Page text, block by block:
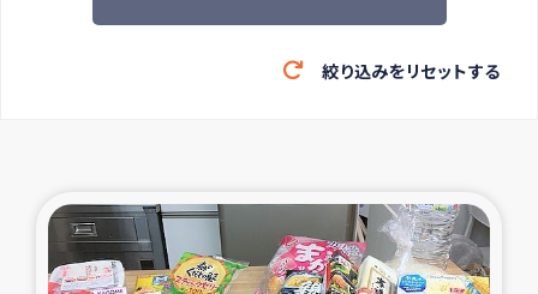
緊急救援の時代
東ティモール豪雨緊急支援
大雨による洪水被災者支援
絞り込みをリセットする